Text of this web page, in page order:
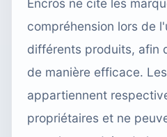
Encros ne cite les
compréhension lors de
différents produits, afin
de manière efficace.
appartiennent
propriétaires et ne